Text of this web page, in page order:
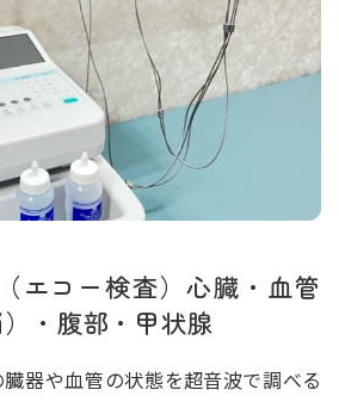
エコー検査）心臓・血管
）・腹部・甲状腺
臓器や血管の状態を超⾳波で調べる